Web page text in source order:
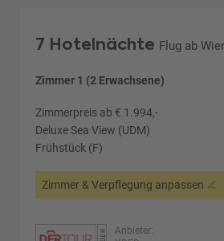
7 Hotelnächte Flug ab
Zimmer 1 (2 Erwachsene)
Zimmerpreis ab € 1.994,-
Deluxe Sea View (UDM)
Frühstück (F)
Zimmer & Verpflegung anpassen
Anbieter: